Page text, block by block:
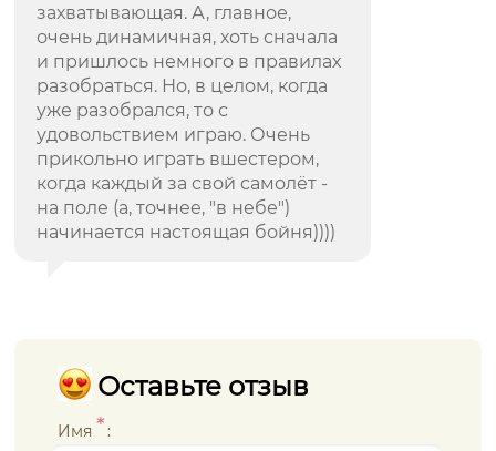
захватывающая. А, главное,
очень динамичная, хоть сначала
и пришлось немного в правилах
разобраться. Но, в целом, когда
уже разобрался, то с
удовольствием играю. Очень
прикольно играть вшестером,
когда каждый за свой самолёт -
на поле (а, точнее, "в небе")
начинается настоящая бойня))))
Оставьте отзыв
Имя * :